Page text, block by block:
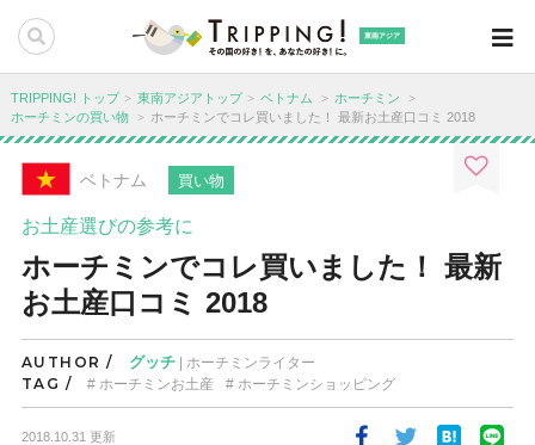
東南アジア
TRIPPING! トップ 東南アジアトップ ベトナム
ホーチミン
ホーチミンの買い物
ホーチミンでコレ買いました！ 最新お土産口コミ 2018
ベトナム 買い物
お土産選びの参考に
ホーチミンでコレ買いました！ 最新
お土産口コミ 2018
AUTHOR / グッチ| ホーチミンライター
TAG / ホーチミンお土産 ホーチミンショッピング
2018.10.31 更新